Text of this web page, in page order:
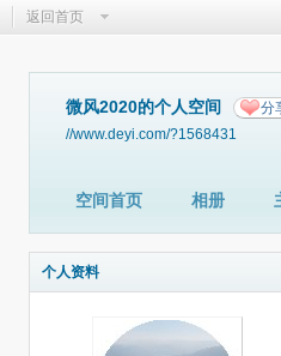
返回首页
微风2020的个人空间 分
//www.deyi.com/?1568431
空间首页 相册
个人资料